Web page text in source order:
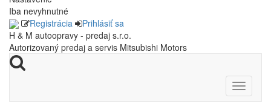
Iba nevyhnutné
Registrácia
Prihlásiť sa
H & M autoopravy - predaj s.r.o.
Autorizovaný predaj a servis Mitsubishi Motors